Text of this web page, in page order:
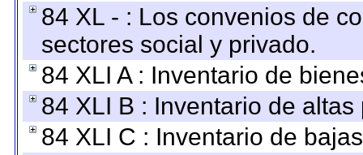
84 XL - : Los convenios de
sectores social y privado.
84 XLI A : Inventario de
84 XLI B : Inventario de
84 XLI C : Inventario de